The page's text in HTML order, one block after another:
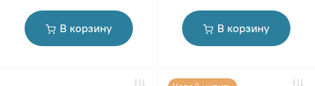
В корзину В корзину